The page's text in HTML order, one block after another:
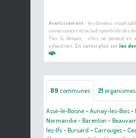
Avertissement :les données
connaissances et/ou la disponibilité des
Parc & Géoparc : elles ne peuvent en
exhaustives. En savoir plus sur les
89 communes 21organismes
Assé-le-Boisne-Aunay-les-Bois-
Normandie-Barenton -Beauvain
les-Ifs-Bursard -Carrouges-